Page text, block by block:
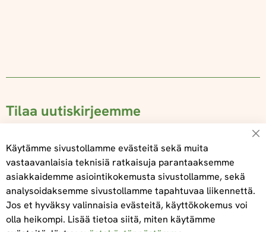
Tilaa uutiskirjeemme
Tilaa
Käytämme sivustollamme evästeitä sekä muita
vastaavanlaisia teknisiä ratkaisuja parantaaksemme
asiakkaidemme asiointikokemusta sivustollamme, sekä
analysoidaksemme sivustollamme tapahtuvaa liikennettä.
Jos et hyväksy valinnaisia evästeitä, käyttökokemus voi
olla heikompi. Lisää tietoa siitä, miten käytämme